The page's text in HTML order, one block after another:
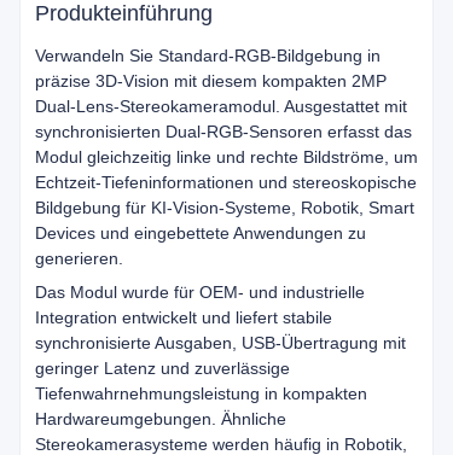
Produkteinführung
Verwandeln Sie Standard-RGB-Bildgebung in
präzise 3D-Vision mit diesem kompakten 2MP
Dual-Lens-Stereokameramodul. Ausgestattet mit
synchronisierten Dual-RGB-Sensoren erfasst das
Modul gleichzeitig linke und rechte Bildströme, um
Echtzeit-Tiefeninformationen und stereoskopische
Bildgebung für KI-Vision-Systeme, Robotik, Smart
Devices und eingebettete Anwendungen zu
generieren.
Das Modul wurde für OEM- und industrielle
Integration entwickelt und liefert stabile
synchronisierte Ausgaben, USB-Übertragung mit
geringer Latenz und zuverlässige
Tiefenwahrnehmungsleistung in kompakten
Hardwareumgebungen. Ähnliche
Stereokamerasysteme werden häufig in Robotik,